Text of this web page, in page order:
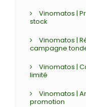
Vinomatos |
stock
Vinomatos |
campagne
Vinomatos |
limité
Vinomatos |
promotion